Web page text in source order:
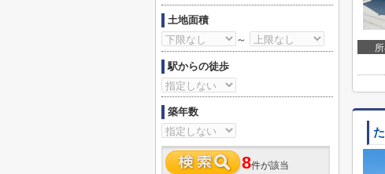
土地面積
～
駅からの徒歩
築年数
8件が該当